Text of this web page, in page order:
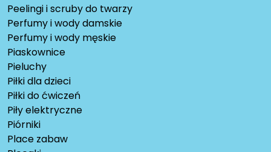
Peelingi i scruby do twarzy
Perfumy i wody damskie
Perfumy i wody męskie
Piaskownice
Pieluchy
Piłki dla dzieci
Piłki do ćwiczeń
Piły elektryczne
Piórniki
Place zabaw